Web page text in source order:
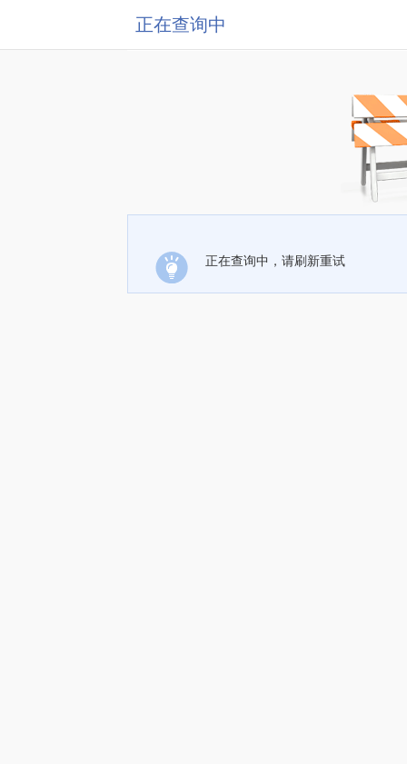
正在查询中
正在查询中，请刷新重试